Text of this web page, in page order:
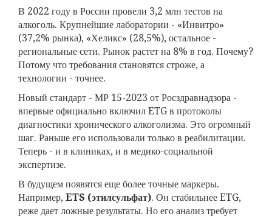
В 2022 году в России провели 3,2 млн тестов на
алкоголь. Крупнейшие лаборатории - «Инвитро»
(37,2% рынка), «Хеликс» (28,5%), остальное -
региональные сети. Рынок растет на 8% в год. Почему?
Потому что требования становятся строже, а
технологии - точнее.
Новый стандарт - МР 15-2023 от Росздравнадзора -
впервые официально включил ETG в протоколы
диагностики хронического алкоголизма. Это огромный
шаг. Раньше его использовали только в реабилитации.
Теперь - и в клиниках, и в медико-социальной
экспертизе.
В будущем появятся еще более точные маркеры.
Например, ETS (этилсульфат). Он стабильнее ETG,
реже дает ложные результаты. Но его анализ требует